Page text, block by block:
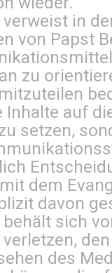
in
von Papst
zu
Inhalte auf
setzen,
dem
davon
sich
des